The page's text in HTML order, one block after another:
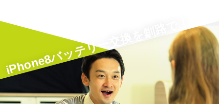
iPhone8バッテリー交換を釧路で！